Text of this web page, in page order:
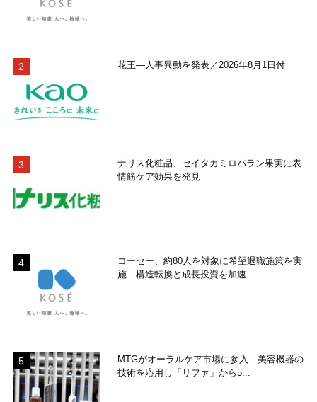
花王―人事異動を発表／2026年8月1日付
ナリス化粧品、セイタカミロバラン果実に表
情筋ケア効果を発見
コーセー、約80人を対象に希望退職施策を実
施 構造転換と成長投資を加速
MTGがオーラルケア市場に参入 美容機器の
技術を応用し「リファ」から5...